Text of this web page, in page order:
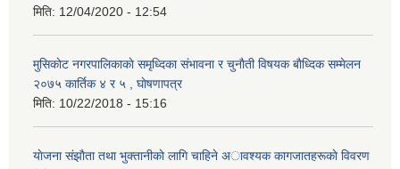
मिति: 12/04/2020 - 12:54
मुसिकाेट नगरपालिकाकाे समृध्दिका संभावना र चुनाैती विषयक बाैध्दिक सम्मेलन
२०७५ कार्तिक ४ र ५ , घाेषणापत्र
मिति: 10/22/2018 - 15:16
याेजना संझाैता तथा भुक्तानीकाे लागि चाहिने अावश्यक कागजातहरूकाे विवरण